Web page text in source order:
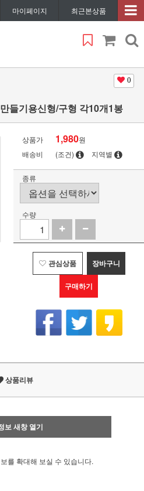
마이페이지 최근본상품
0
들기용신형/구형 각10개1봉
상품가 1,980원
배송비
(조건) 지역별
종류
수량
관심상품 장바구니
구매하기
상품리뷰
보 새창 열기
를 확대해 보실 수 있습니다.